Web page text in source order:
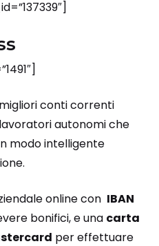
conti correnti
autonomi che
modo intelligente
online con IBAN
bonifici, e una carta
per effettuare